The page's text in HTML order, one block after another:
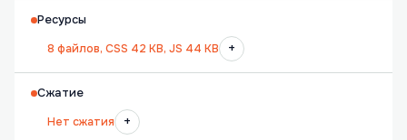
Ресурсы
8 файлов, CSS 42 KB, JS 44 KB
+
Сжатие
Нет сжатия
+